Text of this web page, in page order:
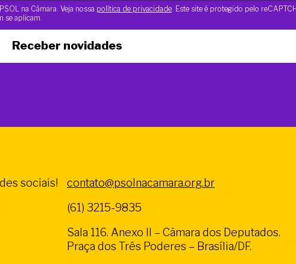
na Câmara. Veja nossa política de privacidade . Este site é protegido pelo
se aplicam.
Receber novidades
sociais!
contato@psolnacamara.org.br
(61) 3215-9835
Sala 116. Anexo II – Câmara dos Deputados.
Praça dos Três Poderes – Brasília/DF.